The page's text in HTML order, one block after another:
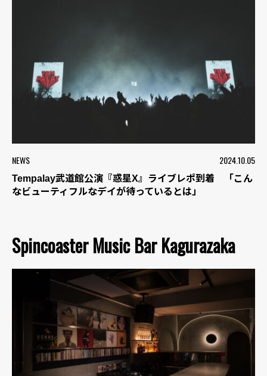
NEWS 2024.10.05
Tempalay武道館公演『惑星X』ライブレポ到着 「こん
なビューティフルなデイが待っているとは」
Spincoaster Music Bar Kagurazaka